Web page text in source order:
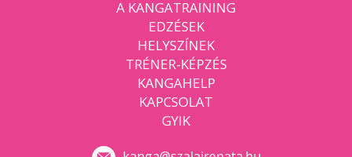
A KANGATRAINING
EDZÉSEK
HELYSZÍNEK
TRÉNER-KÉPZÉS
KANGAHELP
KAPCSOLAT
GYIK